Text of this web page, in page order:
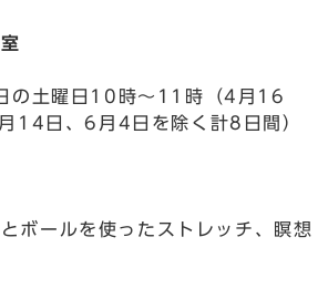
の土曜日10時～11時（4月16
14日、6月4日を除く計8日間）
ボールを使ったストレッチ、瞑想